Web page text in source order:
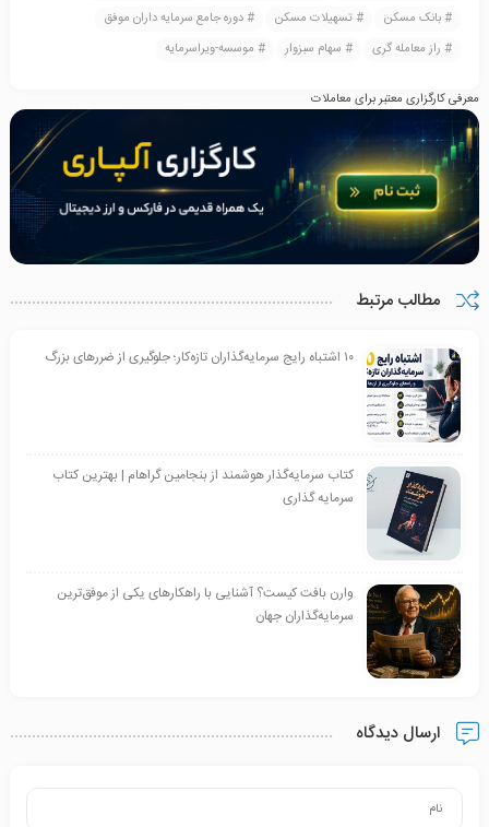
بانک مسکن
تسهیلات مسکن
دوره جامع سرمایه داران موفق
راز معامله گری
سهام سبزوار موسسه-ویراسرمایه
معرفی کارگزاری معتبر برای معاملات
مطالب مرتبط
۱۰ اشتباه رایج سرمایه‌گذاران تازه‌کار؛ جلوگیری از ضررهای بزرگ
کتاب سرمایه‌گذار هوشمند از بنجامین گراهام | بهترین کتاب
سرمایه گذاری
وارن بافت کیست؟ آشنایی با راهکارهای یکی از موفق‌ترین
سرمایه‌گذاران جهان
ارسال دیدگاه